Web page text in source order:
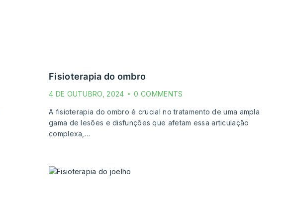
fisioterapia do ombro
4 DE OUTUBRO, 2024 0 COMMENTS
A fisioterapia do ombro é crucial no tratamento de uma ampla
gama de lesões e disfunções que afetam essa articulação
complexa,…